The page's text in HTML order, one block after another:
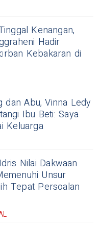
Kenangan,
Hadir
Kebakaran di
dan Abu, Vinna Ledy
Ibu Beti: Saya
Keluarga
Nilai Dakwaan
Unsur
Tepat Persoalan